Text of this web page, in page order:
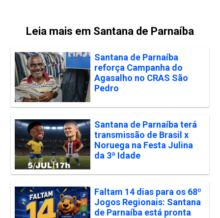
Leia mais em Santana de Parnaíba
Santana de Parnaíba
reforça Campanha do
Agasalho no CRAS São
Pedro
Santana de Parnaíba terá
transmissão de Brasil x
Noruega na Festa Julina
da 3ª Idade
Faltam 14 dias para os 68º
Jogos Regionais: Santana
de Parnaíba está pronta